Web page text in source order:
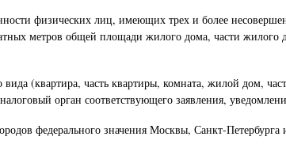
физических лиц, имеющих трех и более
метров общей площади жилого дома, части жилого
(квартира, часть квартиры, комната, жилой дом,
орган соответствующего заявления,
федерального значения Москвы, Санкт-Петербурга